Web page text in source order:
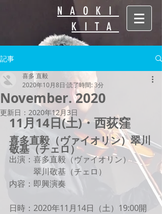
NAOKI
KITA
記事
November. 2020
喜多 直毅
2020年10月8日 読了時間: 3分
更新日： 2020年12月3日
11月14日(土)・西荻窪
喜多直毅（ヴァイオリン）翠川
敬基（チェロ）
出演：喜多直毅（ヴァイオリン）
翠川敬基（チェロ）
内容：即興演奏
日時：2020年11月14日（土）19:00開